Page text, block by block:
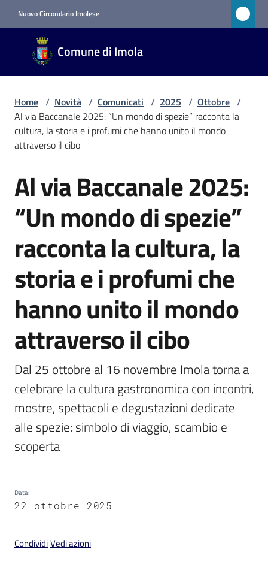
Nuovo Circondario Imolese
Comune di Imola
Comune
di Imola
RETE
Amministrazione
Menu selezionato
Servizi
Vivere
V
s
i
a
r
e
l
Argomenti
Home / Novità / Comunicati / 2025 / Ottobre /
Al via Baccanale 2025: “Un mondo di spezie” racconta la
cultura, la storia e i profumi che hanno unito il mondo
attraverso il cibo
Salta al contenuto
Al via Baccanale 2025:
“Un mondo di spezie”
racconta la cultura, la
storia e i profumi che
hanno unito il mondo
attraverso il cibo
Dal 25 ottobre al 16 novembre Imola torna a
celebrare la cultura gastronomica con incontri,
mostre, spettacoli e degustazioni dedicate
alle spezie: simbolo di viaggio, scambio e
scoperta
Data:
22 ottobre 2025
CondividiVedi azioni